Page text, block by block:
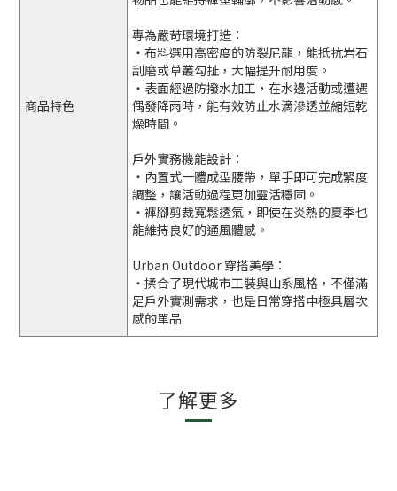
商品特色
專為嚴苛環境打造：
・布料選用高密度的防裂尼龍，能抵抗岩石
刮磨或草叢勾扯，大幅提升耐用度。
・表面經過防撥水加工，在水邊活動或遭遇
偶發降雨時，能有效防止水滴滲透並縮短乾
燥時間。
戶外實務機能設計：
・內置式一體成型腰帶，單手即可完成緊度
調整，讓活動過程更加靈活穩固。
・褲腳剪裁寬鬆透氣，即使在炎熱的夏季也
能維持良好的通風體感。
Urban Outdoor 穿搭美學：
・揉合了現代城市工裝與山系風格，不僅滿
足戶外實測需求，也是日常穿搭中極具層次
感的單品
了解更多